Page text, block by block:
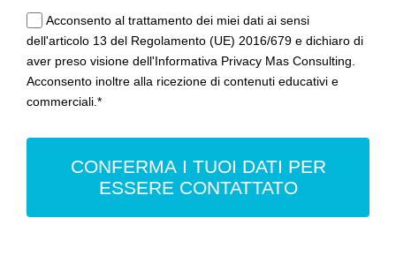
Acconsento al trattamento dei miei dati ai sensi
dell'articolo 13 del Regolamento (UE) 2016/679 e dichiaro di
aver preso visione dell'Informativa Privacy Mas Consulting.
Acconsento inoltre alla ricezione di contenuti educativi e
commerciali.*
CONFERMA I TUOI DATI PER
ESSERE CONTATTATO